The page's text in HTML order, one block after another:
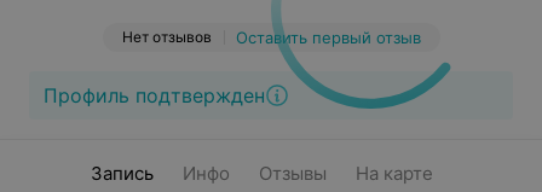
Нет отзывов Оставить первый отзыв
Профиль подтвержден
Запись Инфо Отзывы На карте